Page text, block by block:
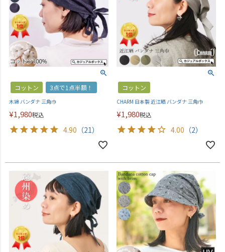
コットン 3点で1点半額！
木綿 バンダナ 三角巾
¥1,980税込
4.90 （21）
コットン
CHARM 日本製 近江晒 バンダナ 三角巾
¥1,980税込
4.00 （2）